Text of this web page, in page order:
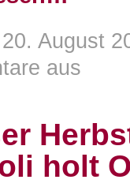
August
aus
holt